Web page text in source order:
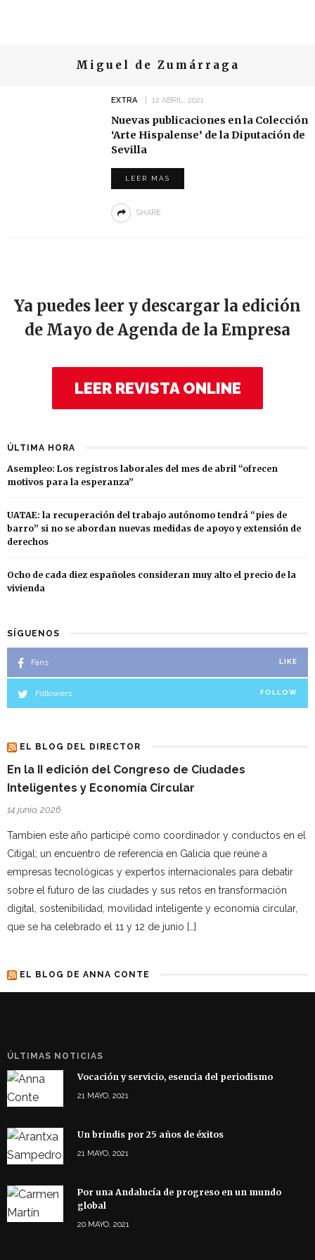
Miguel de Zumárraga
EXTRA 12 ABRIL, 2021
Nuevas publicaciones en la Colección
‘Arte Hispalense’ de la Diputación de
Sevilla
LEER MÁS
SHARE
Ya puedes leer y descargar la edición
de Mayo de Agenda de la Empresa
LEER REVISTA ONLINE
ÚLTIMA HORA
Asempleo: Los registros laborales del mes de abril “ofrecen
motivos para la esperanza”
UATAE: la recuperación del trabajo autónomo tendrá “pies de
barro” si no se abordan nuevas medidas de apoyo y extensión de
derechos
Ocho de cada diez españoles consideran muy alto el precio de la
vivienda
SÍGUENOS
Fans LIKE
Followers FOLLOW
EL BLOG DEL DIRECTOR
En la II edición del Congreso de Ciudades
Inteligentes y Economía Circular
14 junio, 2026
Tambien este año participé como coordinador y conductos en el
Citigal; un encuentro de referencia en Galicia que reúne a
empresas tecnológicas y expertos internacionales para debatir
sobre el futuro de las ciudades y sus retos en transformación
digital, sostenibilidad, movilidad inteligente y economía circular,
que se ha celebrado el 11 y 12 de junio […]
EL BLOG DE ANNA CONTE
ÚLTIMAS NOTICIAS
Vocación y servicio, esencia del periodismo
21 MAYO, 2021
Un brindis por 25 años de éxitos
21 MAYO, 2021
Por una Andalucía de progreso en un mundo
global
20 MAYO, 2021